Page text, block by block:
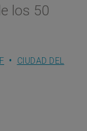
los 50
CIUDAD DEL